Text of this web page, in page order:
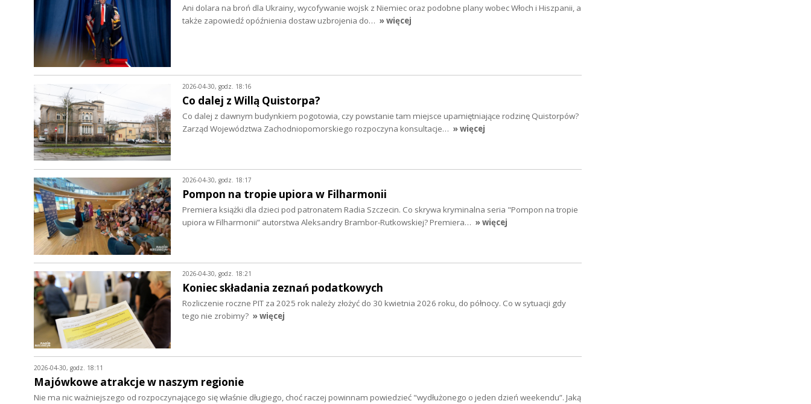
Ani dolara na broń dla Ukrainy, wycofywanie wojsk z Niemiec oraz podobne plany wobec Włoch i Hiszpanii, a
także zapowiedź opóźnienia dostaw uzbrojenia do… » więcej
2026-04-30, godz. 18:16
Co dalej z Willą Quistorpa?
Co dalej z dawnym budynkiem pogotowia, czy powstanie tam miejsce upamiętniające rodzinę Quistorpów?
Zarząd Województwa Zachodniopomorskiego rozpoczyna konsultacje… » więcej
2026-04-30, godz. 18:17
Pompon na tropie upiora w Filharmonii
Premiera książki dla dzieci pod patronatem Radia Szczecin. Co skrywa kryminalna seria "Pompon na tropie
upiora w Filharmonii” autorstwa Aleksandry Brambor-Rutkowskiej? Premiera… » więcej
2026-04-30, godz. 18:21
Koniec składania zeznań podatkowych
Rozliczenie roczne PIT za 2025 rok należy złożyć do 30 kwietnia 2026 roku, do północy. Co w sytuacji gdy
tego nie zrobimy? » więcej
2026-04-30, godz. 18:11
Majówkowe atrakcje w naszym regionie
Nie ma nic ważniejszego od rozpoczynającego się właśnie długiego, choć raczej powinnam powiedzieć "wydłużonego o jeden dzień weekendu”. Jaką